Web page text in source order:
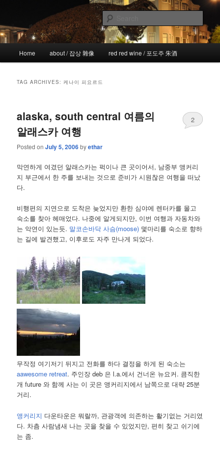
primary
content
secondary
content!wicked
the more I see the less I know
Home about / 잡상 雜像 red red wine / 포도주 朱酒
TAG ARCHIVES:케나이 피요르드
alaska, south central 여름의
알래스카 여행
Posted onJuly 5, 2006byethar
2
막연하게 여겼던 알래스카는 퍽이나 큰 곳이어서, 남중부 앵커리
지 부근에서 한 주를 보내는 것으로 준비가 시원찮은 여행을 떠났
다.
비행편의 지연으로 도착은 늦었지만 환한 심야에 렌터카를 몰고
숙소를 찾아 헤매었다. 나중에 알게되지만, 이번 여행과 자동차와
는 악연이 있는듯. 말코손바닥 사슴(moose) 몇마리를 숙소로 향하
는 길에 발견했고, 이후로도 자주 만나게 되었다.
무작정 여기저기 뒤지고 전화를 하다 결정을 하게 된 숙소는
aawesome retreat. 주인장 deb 은 l.a.에서 건너온 뉴요커. 큼직한
개 future 와 함께 사는 이 곳은 앵커리지에서 남쪽으로 대략 25분
거리.
앵커리지 다운타운은 뭐랄까, 관광객에 의존하는 활기없는 거리였
다. 차츰 사람냄새 나는 곳을 찾을 수 있었지만, 편히 찾고 쉬기에
는 좀.